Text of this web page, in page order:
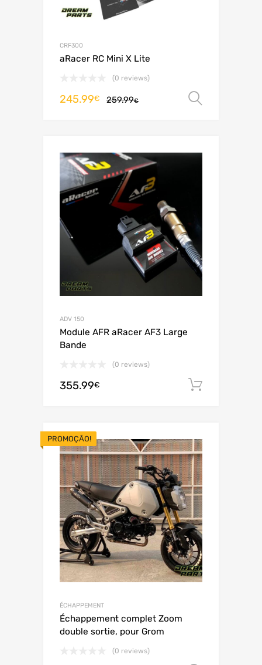
CRF300
aRacer RC Mini X Lite
(0 reviews)
259.99€
245.99€
ADV 150
Module AFR aRacer AF3 Large
Bande
(0 reviews)
355.99€
PROMOÇÃO!
ÉCHAPPEMENT
Échappement complet Zoom
double sortie, pour Grom
(0 reviews)